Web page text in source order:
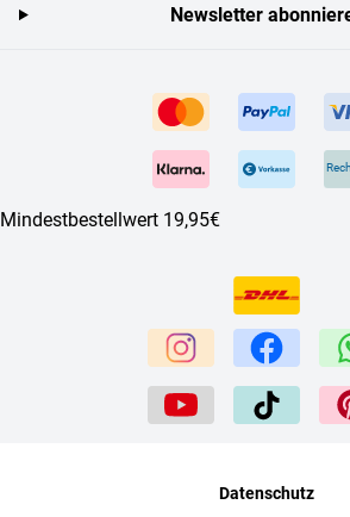
Mindestbestellwert 19,95€
Newsletter
Datenschutz